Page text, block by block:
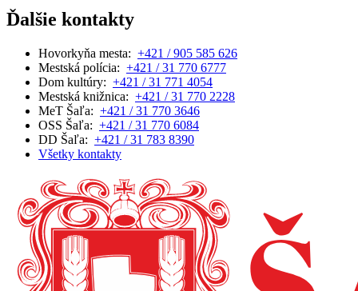
Ďalšie kontakty
Hovorkyňa mesta: +421 / 905 585 626
Mestská polícia: +421 / 31 770 6777
Dom kultúry: +421 / 31 771 4054
Mestská knižnica: +421 / 31 770 2228
MeT Šaľa: +421 / 31 770 3646
OSS Šaľa: +421 / 31 770 6084
DD Šaľa: +421 / 31 783 8390
Všetky kontakty